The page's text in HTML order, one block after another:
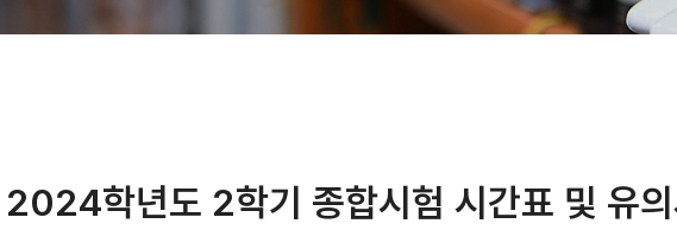
2024학년도 2학기 종합시험 시간표 및 유